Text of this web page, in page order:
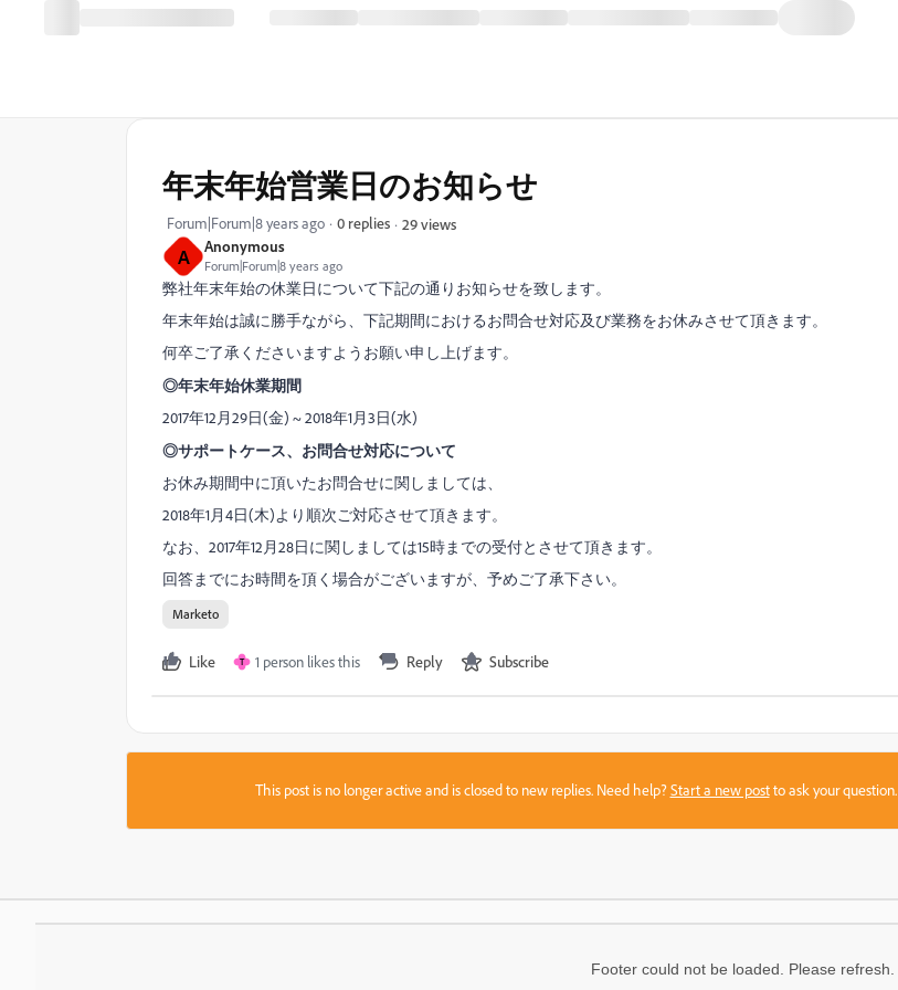
A Anonymous
Forum|Forum|8 years ago
年末年始営業日のお知らせ
Forum|Forum|8 years ago 0 replies 29 views
弊社年末年始の休業日について下記の通りお知らせを致します。
年末年始は誠に勝手ながら、下記期間におけるお問合せ対応及び業務をお休みさせて頂きます。
何卒ご了承くださいますようお願い申し上げます。
◎年末年始休業期間
2017年12月29日(金) ~ 2018年1月3日(水)
◎サポートケース、お問合せ対応について
お休み期間中に頂いたお問合せに関しましては、
2018年1月4日(木)より順次ご対応させて頂きます。
なお、2017年12月28日に関しましては15時までの受付とさせて頂きます。
回答までにお時間を頂く場合がございますが、予めご了承下さい。
Marketo
Like T 1 person likes this Reply Subscribe
This post is no longer active and is closed to new replies. Need help?Start a new postto ask your question.
Footer could not be loaded. Please refresh.